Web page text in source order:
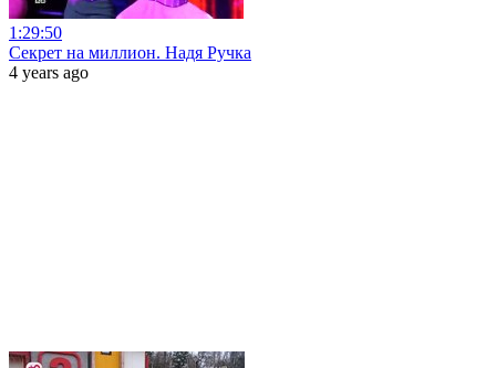
1:29:50
Секрет на миллион. Надя Ручка
4 years ago